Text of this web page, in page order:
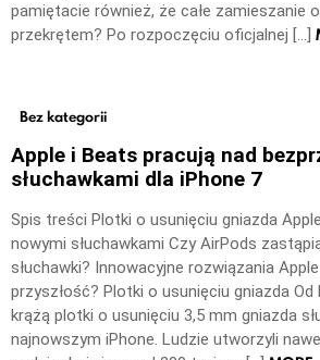
pamiętacie również, że całe zamieszanie
przekrętem? Po rozpoczęciu oficjalnej […]
Bez kategorii
Apple i Beats pracują nad
słuchawkami dla iPhone 7
Spis treści Plotki o usunięciu gniazda
nowymi słuchawkami Czy AirPods
słuchawki? Innowacyjne rozwiązania
przyszłość? Plotki o usunięciu gniazda Od
krążą plotki o usunięciu 3,5 mm gniazda
najnowszym iPhone. Ludzie utworzyli